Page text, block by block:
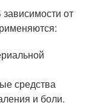
от
средства
и боли.